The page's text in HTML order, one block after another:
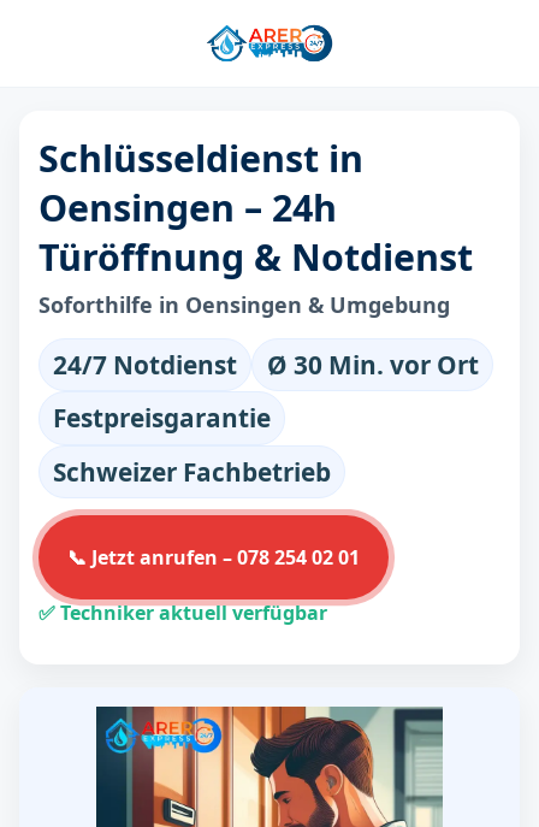
Schlüsseldienst in
Oensingen – 24h
Türöffnung & Notdienst
Soforthilfe in Oensingen & Umgebung
24/7 Notdienst
Ø 30 Min. vor Ort
Festpreisgarantie
Schweizer Fachbetrieb
📞 Jetzt anrufen – 078 254 02 01
✅ Techniker aktuell verfügbar